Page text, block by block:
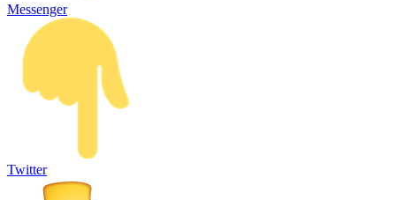
Messenger
Twitter